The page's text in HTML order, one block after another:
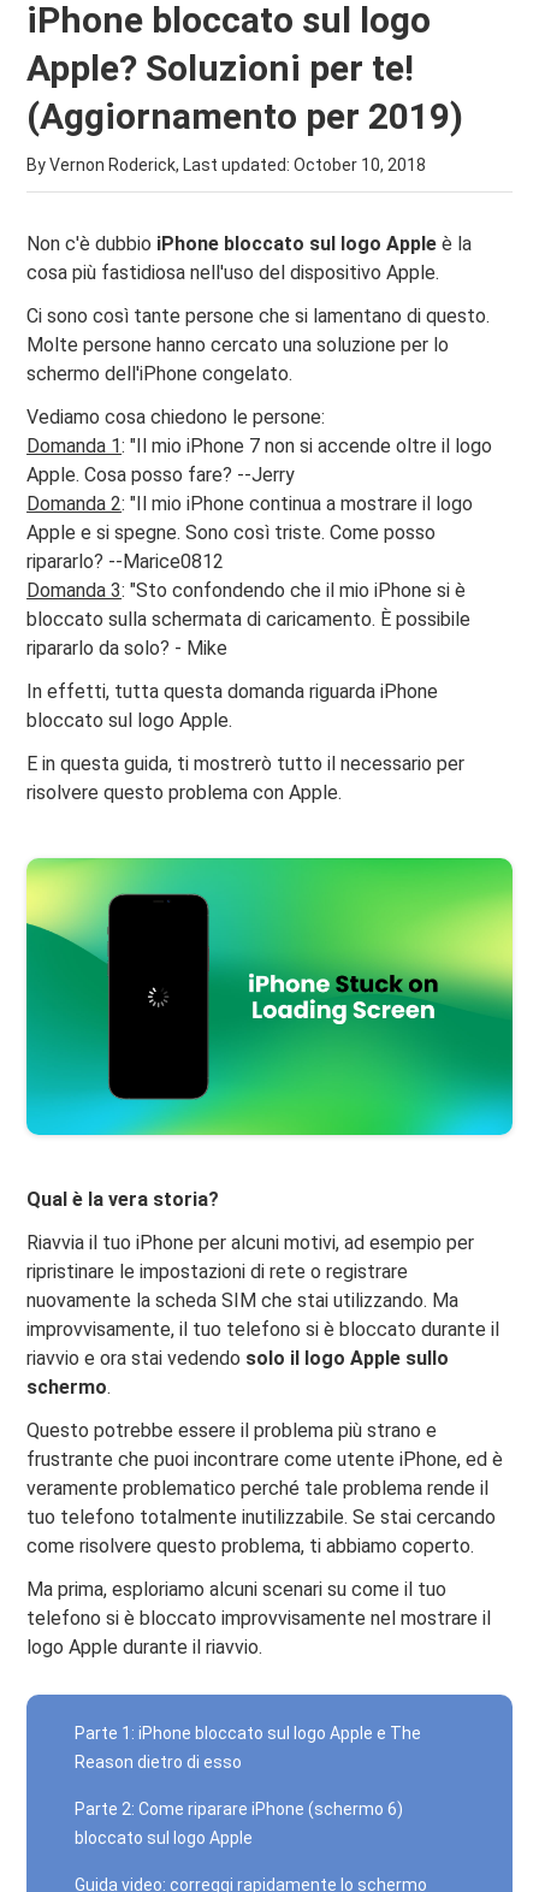
iPhone bloccato sul logo
Apple? Soluzioni per te!
(Aggiornamento per 2019)
By Vernon Roderick, Last updated:October 10, 2018
Non c'è dubbio iPhone bloccato sul logo Apple è la
cosa più fastidiosa nell'uso del dispositivo Apple.
Ci sono così tante persone che si lamentano di questo.
Molte persone hanno cercato una soluzione per lo
schermo dell'iPhone congelato.
Vediamo cosa chiedono le persone:
Domanda 1: "Il mio iPhone 7 non si accende oltre il logo
Apple. Cosa posso fare? --Jerry
Domanda 2: "Il mio iPhone continua a mostrare il logo
Apple e si spegne. Sono così triste. Come posso
ripararlo? --Marice0812
Domanda 3: "Sto confondendo che il mio iPhone si è
bloccato sulla schermata di caricamento. È possibile
ripararlo da solo? - Mike
In effetti, tutta questa domanda riguarda iPhone
bloccato sul logo Apple.
E in questa guida, ti mostrerò tutto il necessario per
risolvere questo problema con Apple.
Qual è la vera storia?
Riavvia il tuo iPhone per alcuni motivi, ad esempio per
ripristinare le impostazioni di rete o registrare
nuovamente la scheda SIM che stai utilizzando. Ma
improvvisamente, il tuo telefono si è bloccato durante il
riavvio e ora stai vedendo solo il logo Apple sullo
schermo.
Questo potrebbe essere il problema più strano e
frustrante che puoi incontrare come utente iPhone, ed è
veramente problematico perché tale problema rende il
tuo telefono totalmente inutilizzabile. Se stai cercando
come risolvere questo problema, ti abbiamo coperto.
Ma prima, esploriamo alcuni scenari su come il tuo
telefono si è bloccato improvvisamente nel mostrare il
logo Apple durante il riavvio.
Parte 1: iPhone bloccato sul logo Apple e The
Reason dietro di esso
Parte 2: Come riparare iPhone (schermo 6)
bloccato sul logo Apple
Guida video: correggi rapidamente lo schermo